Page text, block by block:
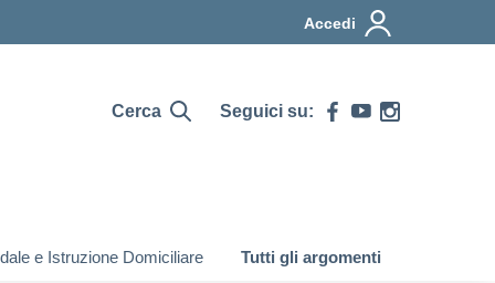
Accedi
Cerca Seguici su:
e Istruzione Domiciliare Tutti gli argomenti